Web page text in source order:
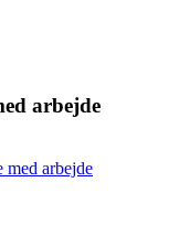
arbejde
med arbejde